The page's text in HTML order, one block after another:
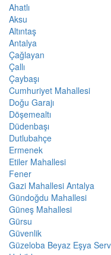
Ahatlı
Aksu
Altıntaş
Antalya
Çağlayan
Çallı
Çaybaşı
Cumhuriyet Mahallesi
Doğu Garajı
Döşemealtı
Düdenbaşı
Dutlubahçe
Ermenek
Etiler Mahallesi
Fener
Gazi Mahallesi Antalya
Gündoğdu Mahallesi
Güneş Mahallesi
Gürsu
Güvenlik
Güzeloba Beyaz Eşya